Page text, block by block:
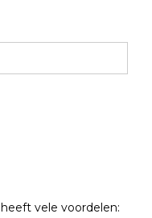
vele voordelen: